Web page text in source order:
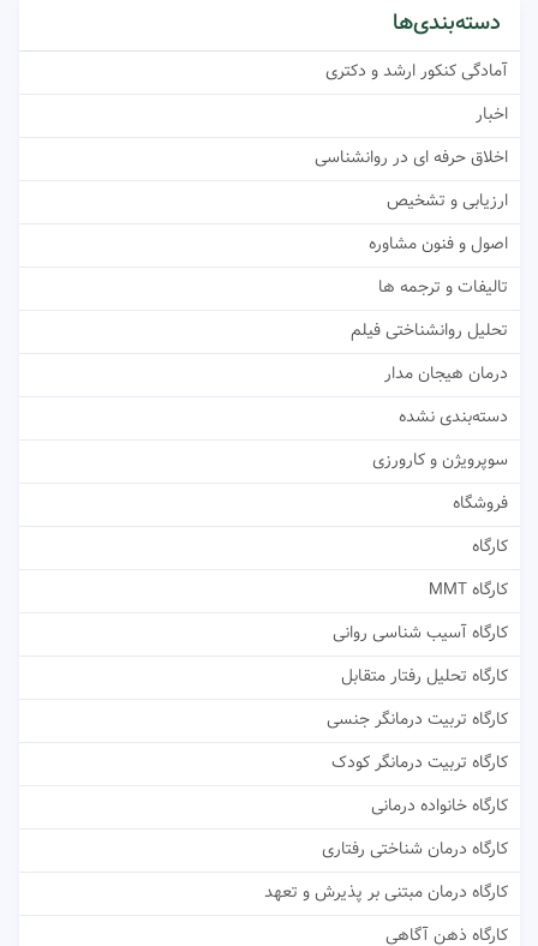
دسته‌بندی‌ها
آمادگی کنکور ارشد و دکتری
اخبار
اخلاق حرفه ای در روانشناسی
ارزیابی و تشخیص
اصول و فنون مشاوره
تالیفات و ترجمه ها
تحلیل روانشناختی فیلم
درمان هیجان مدار
دسته‌بندی نشده
سوپرویژن و کارورزی
فروشگاه
کارگاه
کارگاه MMT
کارگاه آسیب شناسی روانی
کارگاه تحلیل رفتار متقابل
کارگاه تربیت درمانگر جنسی
کارگاه تربیت درمانگر کودک
کارگاه خانواده درمانی
کارگاه درمان شناختی رفتاری
کارگاه درمان مبتنی بر پذیرش و تعهد
کارگاه ذهن آگاهی